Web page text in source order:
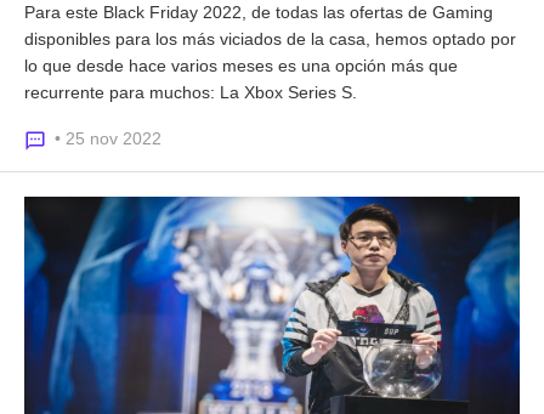
Para este Black Friday 2022, de todas las ofertas de Gaming
disponibles para los más viciados de la casa, hemos optado por
lo que desde hace varios meses es una opción más que
recurrente para muchos: La Xbox Series S.
• 25 nov 2022